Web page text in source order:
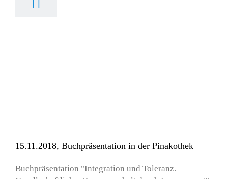
15.11.2018, Buchpräsentation in der Pinakothek
Buchpräsentation "Integration und Toleranz.